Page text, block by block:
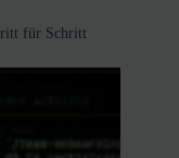
für Schritt